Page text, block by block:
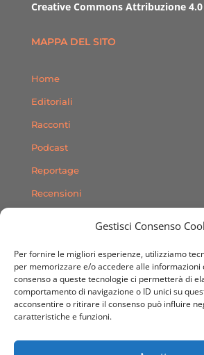
Gestisci Consenso
Per fornire le migliori esperienze, utilizziamo
per memorizzare e/o accedere alle informazioni
consenso a queste tecnologie ci permetterà di
comportamento di navigazione o ID unici su
acconsentire o ritirare il consenso può influire
caratteristiche e funzioni.
Creative Commons Attribuzione
MAPPA DEL SITO
Home
Editoriali
Racconti
Podcast
Reportage
Recensioni
Contatti
SEGUICI SUI SOCIAL